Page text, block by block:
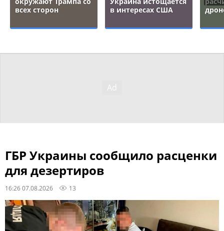
всех сторон
в интересах США
ГБР Украины сообщило расценки
для дезертиров
16:26 07.08.2026 13